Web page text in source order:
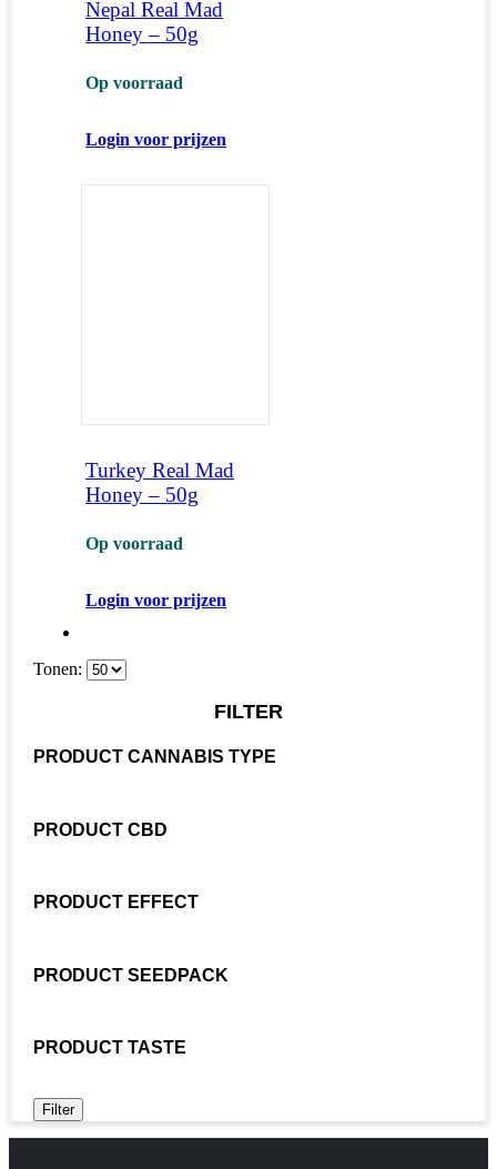
Nepal Real Mad
Honey – 50g
Op voorraad
Login voor prijzen
Turkey Real Mad
Honey – 50g
Op voorraad
Login voor prijzen
Tonen:
FILTER
PRODUCT CANNABIS TYPE
PRODUCT CBD
PRODUCT EFFECT
PRODUCT SEEDPACK
PRODUCT TASTE
Filter